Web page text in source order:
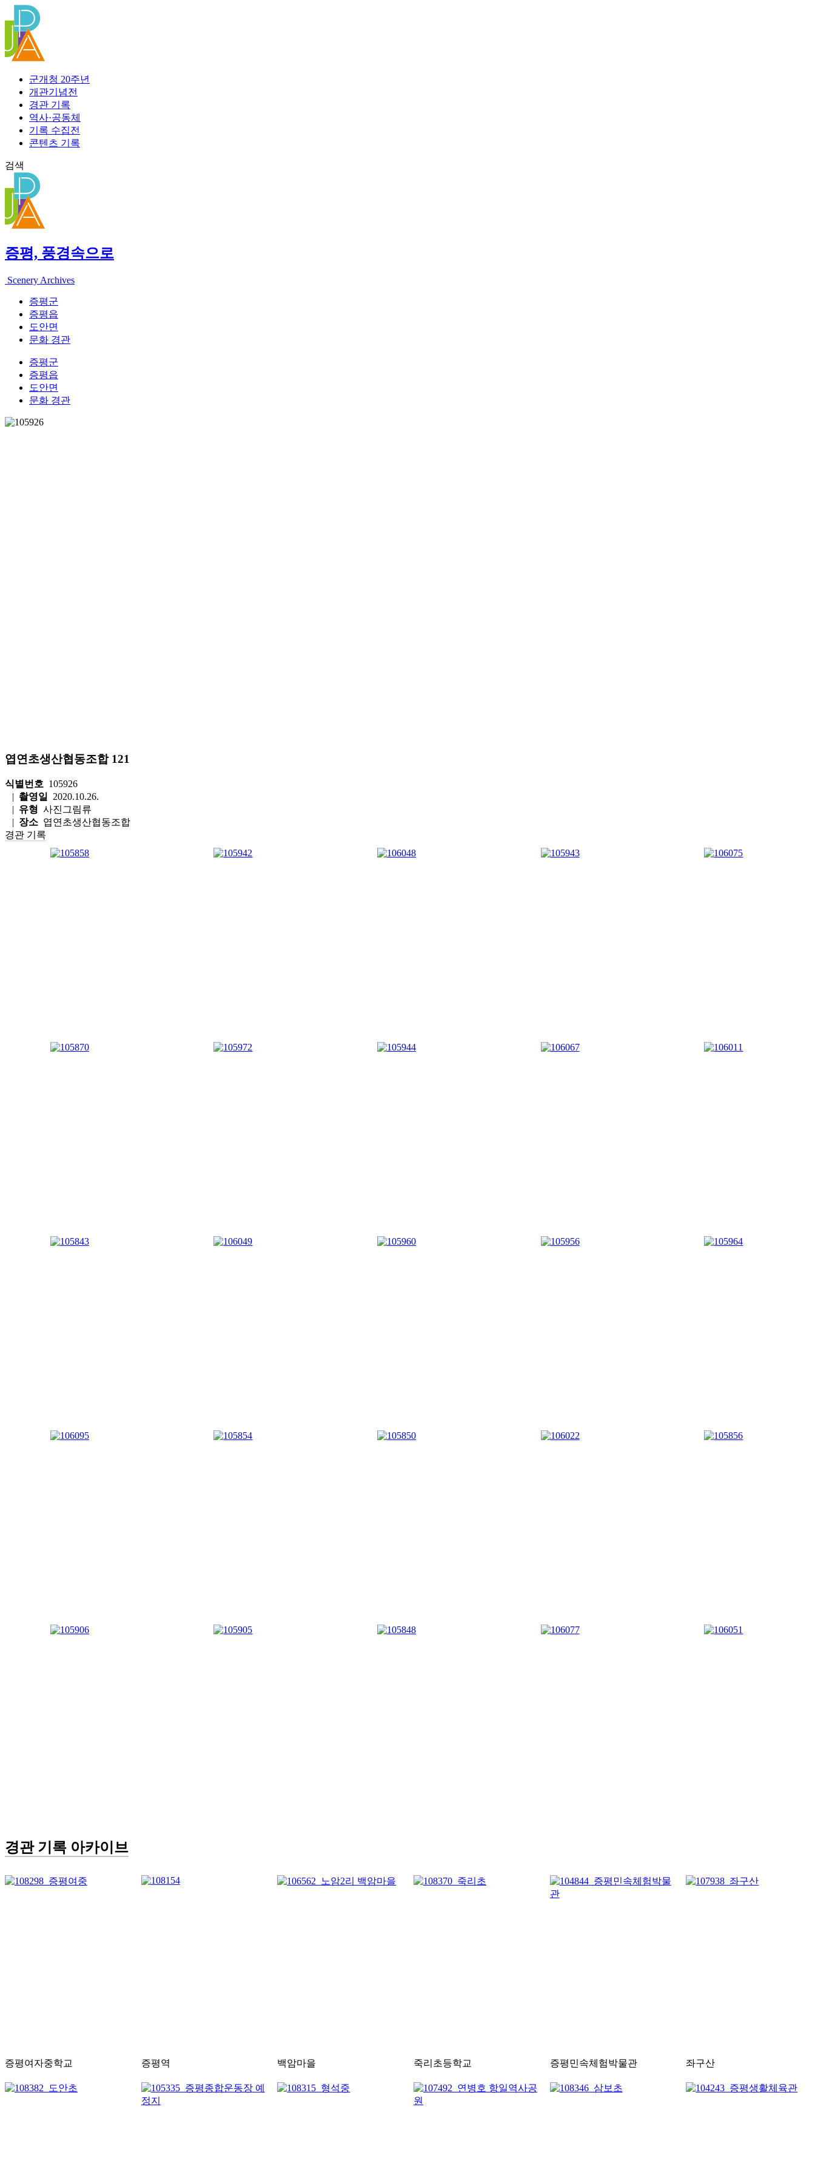
텐
로
건
군개청 20주년
개관기념전
경관 기록
역사·공동체
기록 수집전
콘텐츠 기록
검색
증평, 풍경속으로
Scenery Archives
증평군
증평읍
도안면
문화 경관
증평군
증평읍
도안면
문화 경관
엽연초생산협동조합 121
식별번호 105926
| 촬영일
2020.10.26.
| 유형 사진그림류
| 장소 엽연초생산협동조합
경관 기록
경관 기록 아카이브
증평여자중학교 증평역 백암마을 죽리초등학교 증평민속체험박물관 좌구산